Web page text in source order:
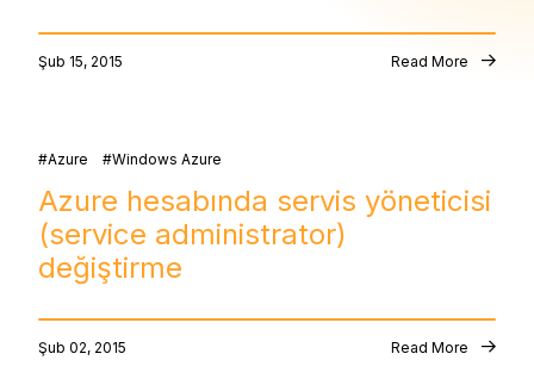
Şub 15, 2015 Read More
Azure Windows Azure
Azure hesabında servis yöneticisi
(service administrator)
değiştirme
Şub 02, 2015 Read More